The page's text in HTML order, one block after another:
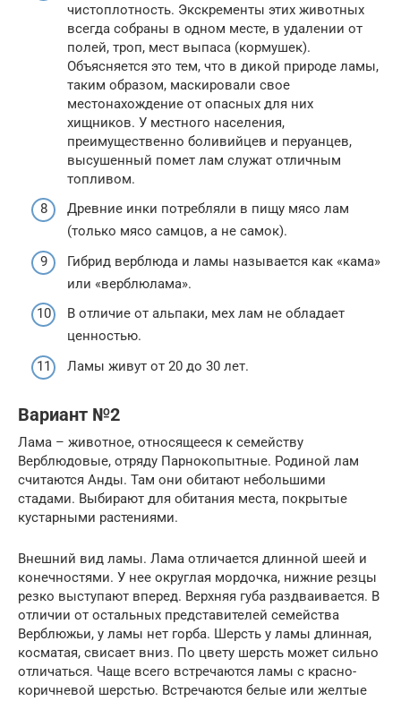
чистоплотность. Экскременты этих животных
всегда собраны в одном месте, в удалении от
полей, троп, мест выпаса (кормушек).
Объясняется это тем, что в дикой природе ламы,
таким образом, маскировали свое
местонахождение от опасных для них
хищников. У местного населения,
преимущественно боливийцев и перуанцев,
высушенный помет лам служат отличным
топливом.
Древние инки потребляли в пищу мясо лам
(только мясо самцов, а не самок).
Гибрид верблюда и ламы называется как «кама»
или «верблюлама».
В отличие от альпаки, мех лам не обладает
ценностью.
Ламы живут от 20 до 30 лет.
Вариант №2
Лама – животное, относящееся к семейству
Верблюдовые, отряду Парнокопытные. Родиной лам
считаются Анды. Там они обитают небольшими
стадами. Выбирают для обитания места, покрытые
кустарными растениями.
Внешний вид ламы. Лама отличается длинной шеей и
конечностями. У нее округлая мордочка, нижние резцы
резко выступают вперед. Верхняя губа раздваивается. В
отличии от остальных представителей семейства
Верблюжьи, у ламы нет горба. Шерсть у ламы длинная,
косматая, свисает вниз. По цвету шерсть может сильно
отличаться. Чаще всего встречаются ламы с красно-
коричневой шерстью. Встречаются белые или желтые